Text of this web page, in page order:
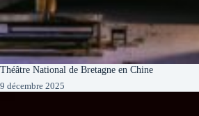
Théâtre National de Bretagne en Chine
9 décembre 2025